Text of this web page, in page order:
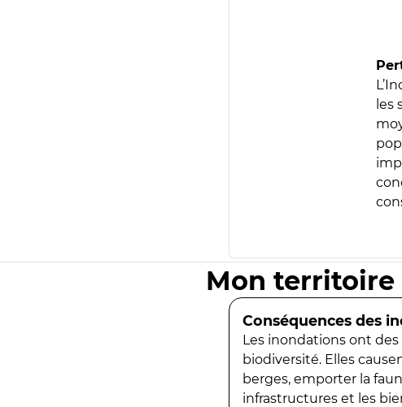
les
Mon territoire
Conséquences des
Les inondations ont
biodiversité. Elles
berges, emporter la
infrastructures et les